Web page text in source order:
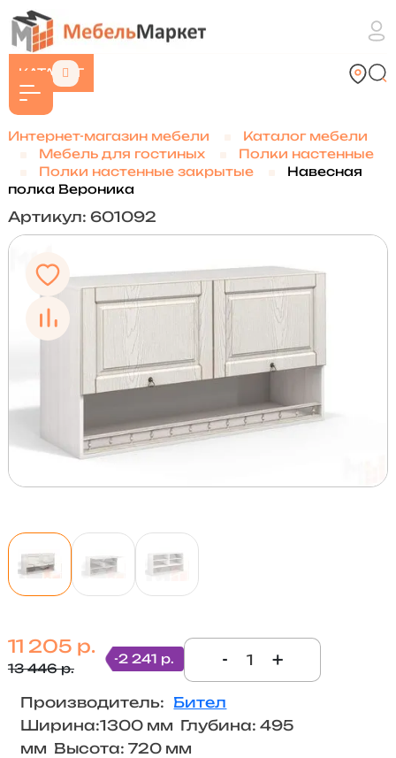
КАТАЛОГ
Интернет-магазин мебели
Каталог мебели
Мебель для гостиных
Полки настенные
Полки настенные закрытые
Навесная
полка Вероника
Артикул: 601092
11 205 р.
13 446 р.
-2 241 р. - +
Производитель: Бител
Ширина:1300 мм Глубина: 495
мм Высота: 720 мм